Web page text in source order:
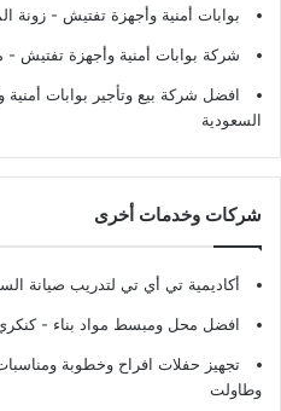
بوابات أمنية وأجهزة تفتيش - زونة
شركة بوابات أمنية وأجهزة تفتيش -
افضل شركة بيع وتأجير بوابات
السعودية
شركات وخدمات أخرى
أكاديمية تي أي تي لتدريب صيانة
افضل محل ومبسط مواد بناء -
تجهيز حفلات افراح وخطوبة
وطاولت